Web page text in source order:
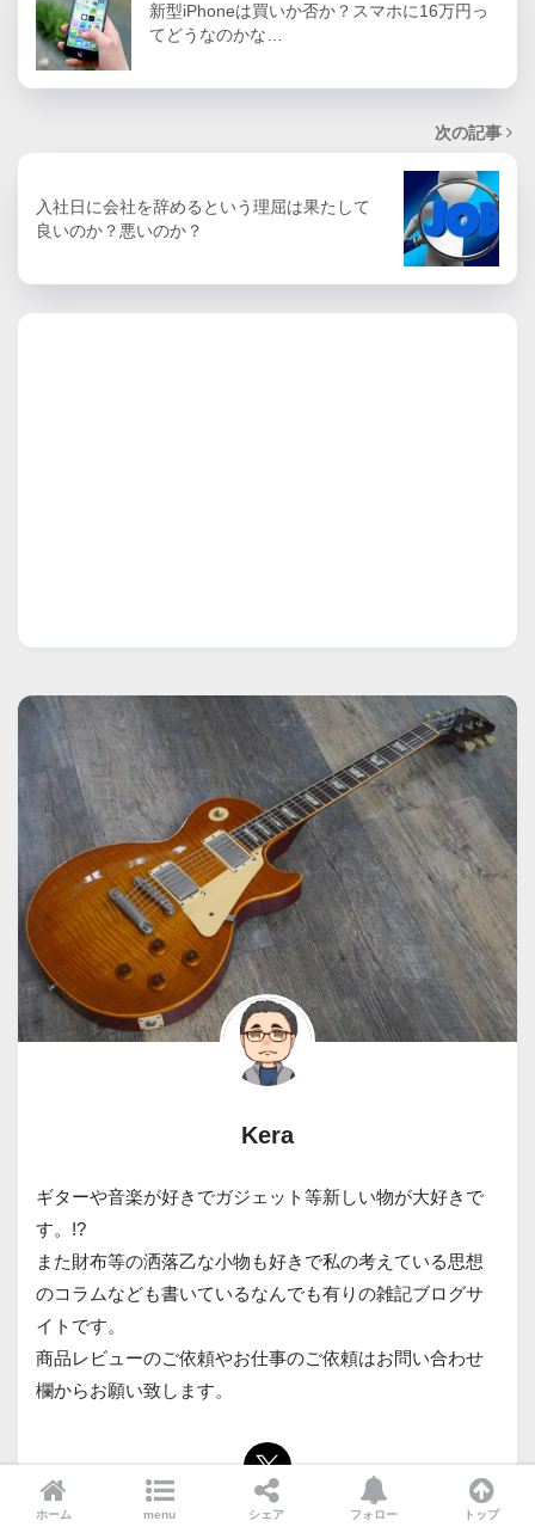
新型iPhoneは買いか否か？スマホに16万円っ
てどうなのかな…
次の記事
入社日に会社を辞めるという理屈は果たして
良いのか？悪いのか？
Kera
ギターや音楽が好きでガジェット等新しい物が大好きで
す。!?
また財布等の洒落乙な小物も好きで私の考えている思想
のコラムなども書いているなんでも有りの雑記ブログサ
イトです。
商品レビューのご依頼やお仕事のご依頼はお問い合わせ
欄からお願い致します。
ホーム menu シェア フォロー トップ